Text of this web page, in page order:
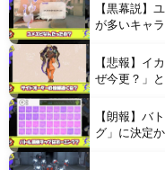
【黒幕説】
が多いキャ
【悲報】イ
ぜ今更？」
【朗報】バ
グ」に決定か